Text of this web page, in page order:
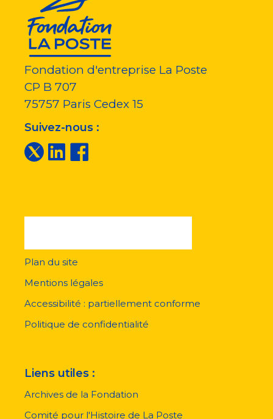
Fondation d'entreprise La Poste
CP B 707
75757 Paris Cedex 15
Suivez-nous :
pied
page
Plan du site
Mentions légales
Accessibilité : partiellement conforme
Politique de confidentialité
Liens utiles :
Archives de la Fondation
Comité pour l'Histoire de La Poste